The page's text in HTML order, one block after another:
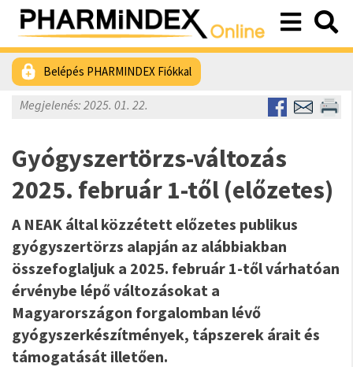
Belépés PHARMINDEX Fiókkal
Megjelenés: 2025. 01. 22.
Gyógyszertörzs-változás
2025. február 1-től (előzetes)
A NEAK által közzétett előzetes publikus
gyógyszertörzs alapján az alábbiakban
összefoglaljuk a 2025. február 1-től várhatóan
érvénybe lépő változásokat a
Magyarországon forgalomban lévő
gyógyszerkészítmények, tápszerek árait és
támogatását illetően.